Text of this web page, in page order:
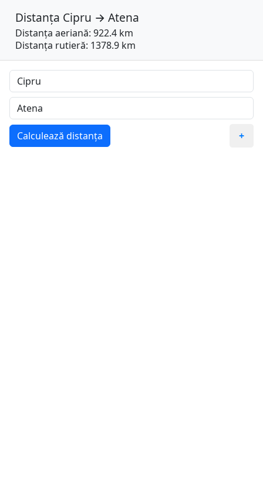
Distanța Cipru → Atena
Distanța aeriană: 922.4 km
Distanța rutieră: 1378.9 km
Calculează distanța +